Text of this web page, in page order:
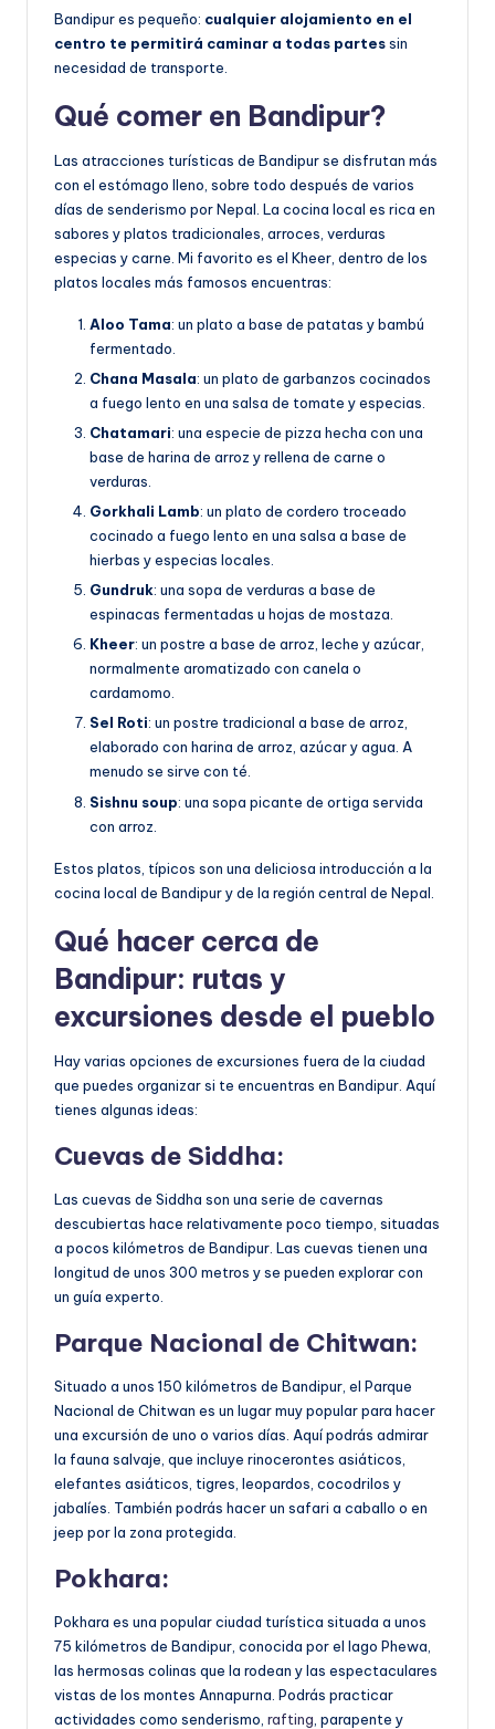
Bandipur es pequeño: cualquier alojamiento en el
centro te permitirá caminar a todas partessin
necesidad de transporte.
Qué comer en Bandipur?
Las atracciones turísticas de Bandipur se disfrutan más
con el estómago lleno, sobre todo después de varios
días de senderismo por Nepal. La cocina local es rica en
sabores y platos tradicionales, arroces, verduras
especias y carne. Mi favorito es el Kheer, dentro de los
platos locales más famosos encuentras:
Aloo Tama: un plato a base de patatas y bambú
fermentado.
Chana Masala: un plato de garbanzos cocinados
a fuego lento en una salsa de tomate y especias.
Chatamari: una especie de pizza hecha con una
base de harina de arroz y rellena de carne o
verduras.
Gorkhali Lamb: un plato de cordero troceado
cocinado a fuego lento en una salsa a base de
hierbas y especias locales.
Gundruk: una sopa de verduras a base de
espinacas fermentadas u hojas de mostaza.
Kheer: un postre a base de arroz, leche y azúcar,
normalmente aromatizado con canela o
cardamomo.
Sel Roti: un postre tradicional a base de arroz,
elaborado con harina de arroz, azúcar y agua. A
menudo se sirve con té.
Sishnu soup: una sopa picante de ortiga servida
con arroz.
Estos platos, típicos son una deliciosa introducción a la
cocina local de Bandipur y de la región central de Nepal.
Qué hacer cerca de
Bandipur: rutas y
excursiones desde el pueblo
Hay varias opciones de excursiones fuera de la ciudad
que puedes organizar si te encuentras en Bandipur. Aquí
tienes algunas ideas:
Cuevas de Siddha:
Las cuevas de Siddha son una serie de cavernas
descubiertas hace relativamente poco tiempo, situadas
a pocos kilómetros de Bandipur. Las cuevas tienen una
longitud de unos 300 metros y se pueden explorar con
un guía experto.
Parque Nacional de Chitwan:
Situado a unos 150 kilómetros de Bandipur, el Parque
Nacional de Chitwan es un lugar muy popular para hacer
una excursión de uno o varios días. Aquí podrás admirar
la fauna salvaje, que incluye rinocerontes asiáticos,
elefantes asiáticos, tigres, leopardos, cocodrilos y
jabalíes. También podrás hacer un safari a caballo o en
jeep por la zona protegida.
Pokhara:
Pokhara es una popular ciudad turística situada a unos
75 kilómetros de Bandipur, conocida por el lago Phewa,
las hermosas colinas que la rodean y las espectaculares
vistas de los montes Annapurna. Podrás practicar
actividades como senderismo, rafting , parapente y